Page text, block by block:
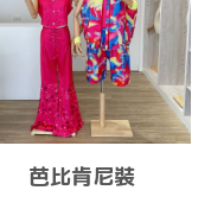
芭比肯尼裝